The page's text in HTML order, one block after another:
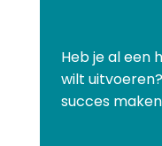
Heb je al een
wilt
succes